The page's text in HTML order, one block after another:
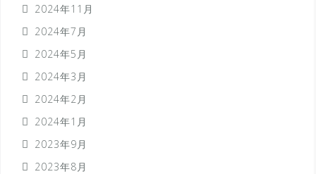
2024年11月
2024年7月
2024年5月
2024年3月
2024年2月
2024年1月
2023年9月
2023年8月